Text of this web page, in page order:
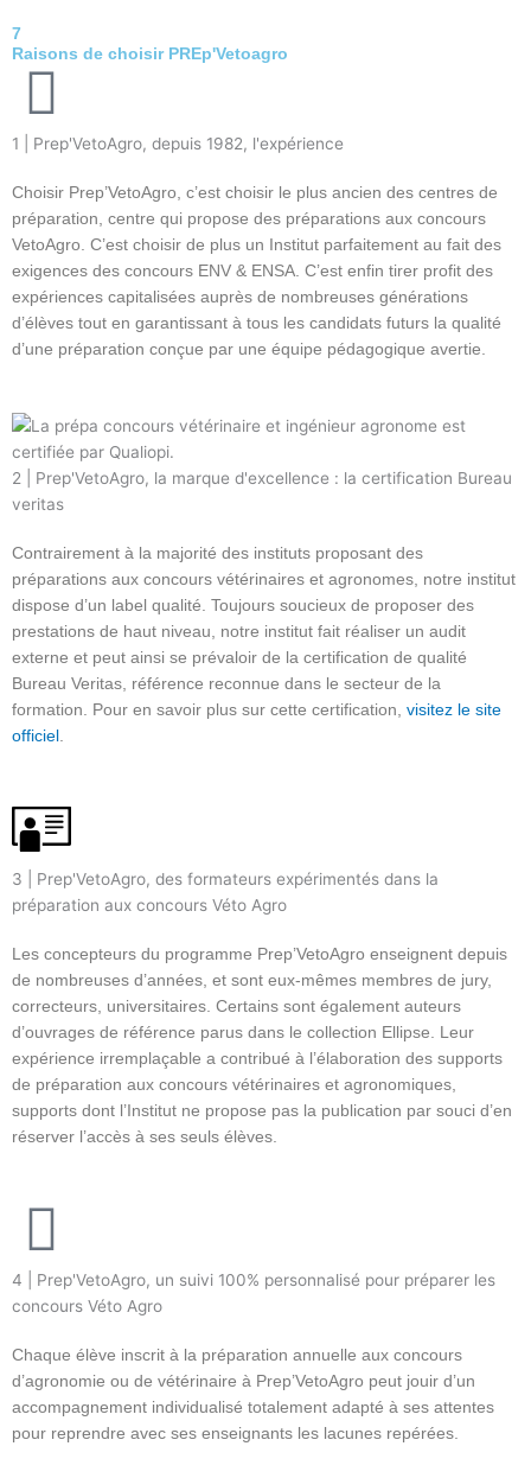
7
Raisons de choisir PREp'Vetoagro
1 | Prep'VetoAgro, depuis 1982, l'expérience
Choisir Prep’VetoAgro, c’est choisir le plus ancien des centres de
préparation, centre qui propose des préparations aux concours
VetoAgro. C’est choisir de plus un Institut parfaitement au fait des
exigences des concours ENV & ENSA. C’est enfin tirer profit des
expériences capitalisées auprès de nombreuses générations
d’élèves tout en garantissant à tous les candidats futurs la qualité
d’une préparation conçue par une équipe pédagogique avertie.
2 | Prep'VetoAgro, la marque d'excellence : la certification Bureau
veritas
Contrairement à la majorité des instituts proposant des
préparations aux concours vétérinaires et agronomes, notre institut
dispose d’un label qualité. Toujours soucieux de proposer des
prestations de haut niveau, notre institut fait réaliser un audit
externe et peut ainsi se prévaloir de la certification de qualité
Bureau Veritas, référence reconnue dans le secteur de la
formation. Pour en savoir plus sur cette certification, visitez le site
officiel
3 | Prep'VetoAgro, des formateurs expérimentés dans la
préparation aux concours Véto Agro
Les concepteurs du programme Prep’VetoAgro enseignent depuis
de nombreuses d’années, et sont eux-mêmes membres de jury,
correcteurs, universitaires. Certains sont également auteurs
d’ouvrages de référence parus dans le collection Ellipse. Leur
expérience irremplaçable a contribué à l’élaboration des supports
de préparation aux concours vétérinaires et agronomiques,
supports dont l’Institut ne propose pas la publication par souci d’en
réserver l’accès à ses seuls élèves.
4 | Prep'VetoAgro, un suivi 100% personnalisé pour préparer les
concours Véto Agro
Chaque élève inscrit à la préparation annuelle aux concours
d’agronomie ou de vétérinaire à Prep’VetoAgro peut jouir d’un
accompagnement individualisé totalement adapté à ses attentes
pour reprendre avec ses enseignants les lacunes repérées.